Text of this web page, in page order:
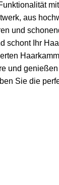
aus
und
schont Ihr
und
Sie die